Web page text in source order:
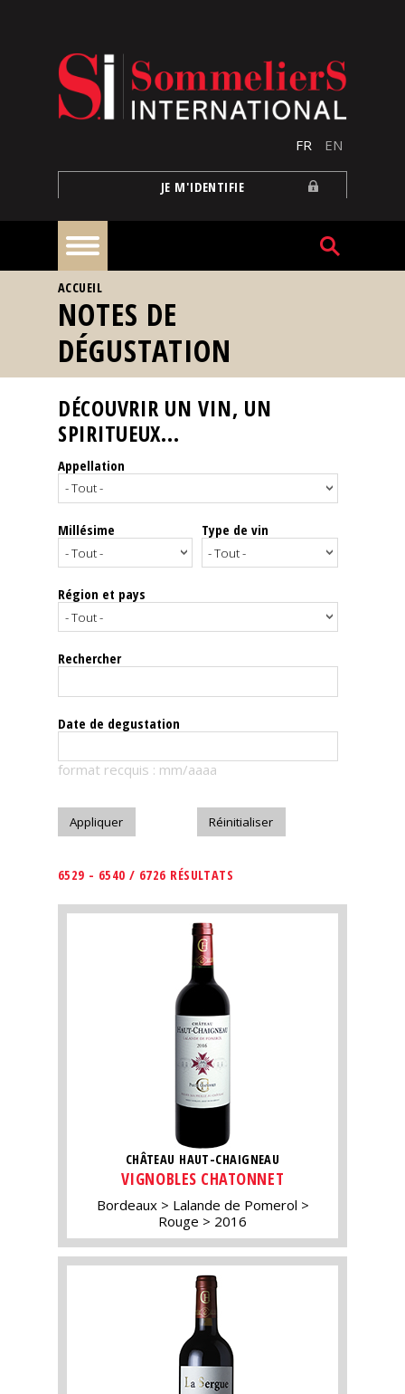
FR EN
JE M'IDENTIFIE
À
la
une
Reportages
Nos
Spiritueux
Notes
dégustation
Le
magazine
Télécharger
VOUS ÊTES ICI
ACCUEIL
NOTES DE
DÉGUSTATION
DÉCOUVRIR UN VIN, UN
SPIRITUEUX...
Appellation
Millésime Type de vin
Région et pays
Rechercher
Date de degustation
format recquis : mm/aaaa
6529 - 6540 / 6726 RÉSULTATS
CHÂTEAU HAUT-CHAIGNEAU
VIGNOBLES CHATONNET
Bordeaux
Lalande de Pomerol
Rouge
2016